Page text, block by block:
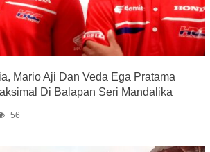
Mario Aji Dan Veda Ega Pratama
Di Balapan Seri Mandalika
56